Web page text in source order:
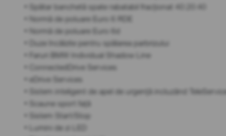
• Spătar banchetă spate rabatabil fracționat 40:20:40
• Normă de poluare Euro 6 RDE
• Normă de poluare Euro 6d
• Duze încălzite pentru spălarea parbrizului
• Faruri BMW Individual Shadow Line
• ConnectedDrive Services
• eDrive Services
• Sistem inteligent de apel de urgență incluzând
• Scaune sport față
• Sistem Start/Stop
• Lumini de zi LED